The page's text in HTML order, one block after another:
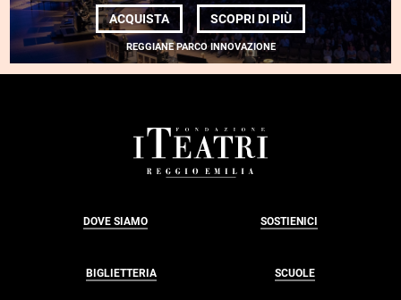
ACQUISTA SCOPRI DI PIÙDI
11.000
SAITEN<BR>
FRIEDRICH
HAAS
REGGIANE PARCO INNOVAZIONE
DOVE SIAMO SOSTIENICI
BIGLIETTERIA SCUOLE